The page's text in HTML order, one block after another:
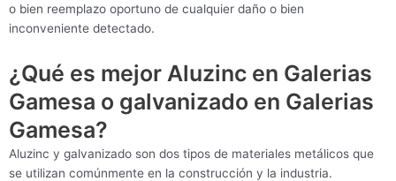
o bien reemplazo oportuno de cualquier daño o bien
inconveniente detectado.
¿Qué es mejor Aluzinc en Galerias
Gamesa o galvanizado en Galerias
Gamesa?
Aluzinc y galvanizado son dos tipos de materiales metálicos que
se utilizan comúnmente en la construcción y la industria.